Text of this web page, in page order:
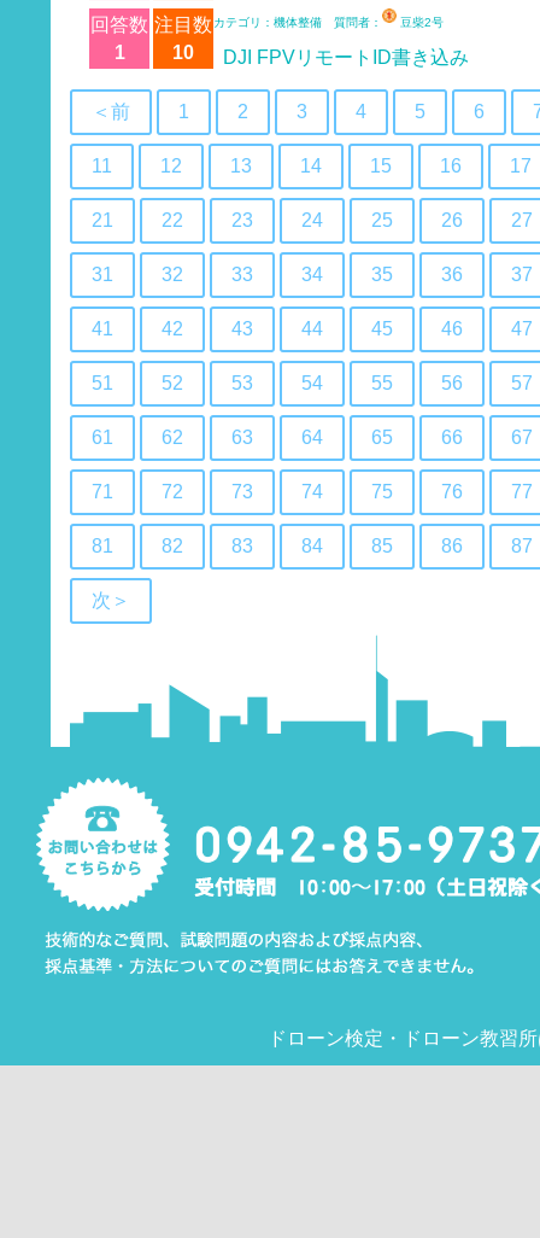
回答数
1
注目数
10
カテゴリ：機体整備 質問者： 豆柴2号
DJI FPVリモートID書き込み
＜前 1 2 3 4 5 6
11 12 13 14 15 16 17
21 22 23 24 25 26 27
31 32 33 34 35 36 37
41 42 43 44 45 46 47
51 52 53 54 55 56 57
61 62 63 64 65 66 67
71 72 73 74 75 76 77
81 82 83 84 85 86 87
次＞
ドローン検定 ・ ドローン教習所